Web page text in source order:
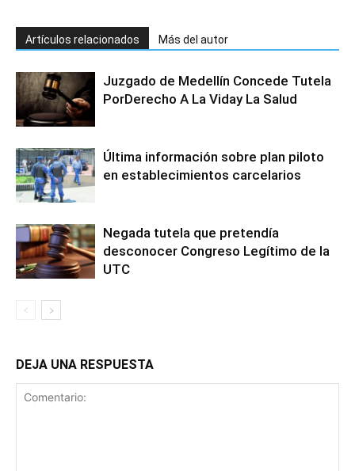
Artículos relacionados Más del autor
Juzgado de Medellín Concede Tutela
PorDerecho A La Viday La Salud
Última información sobre plan piloto
en establecimientos carcelarios
Negada tutela que pretendía
desconocer Congreso Legítimo de la
UTC
DEJA UNA RESPUESTA